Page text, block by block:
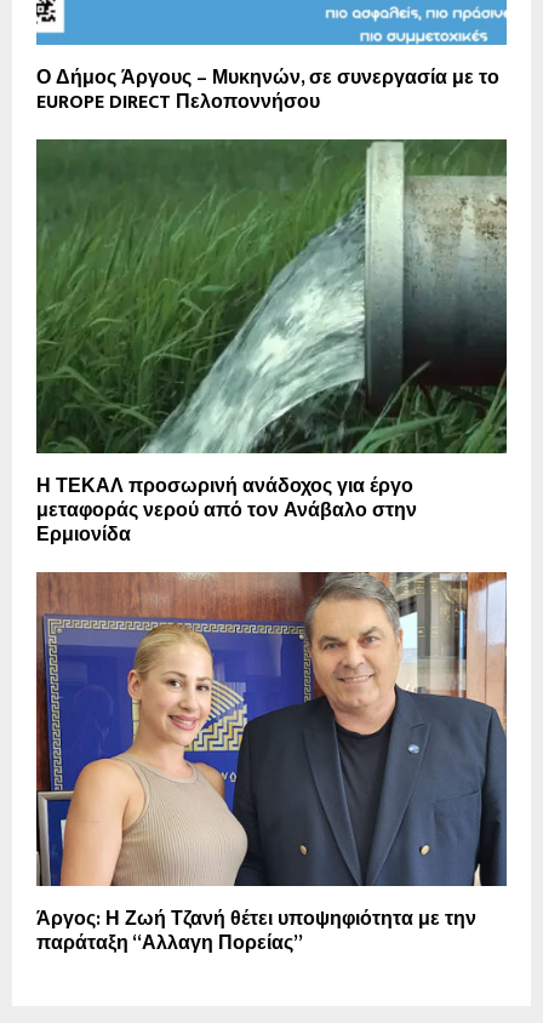
Ο Δήμος Άργους – Μυκηνών, σε συνεργασία με το
EUROPE DIRECT Πελοποννήσου
Η ΤΕΚΑΛ προσωρινή ανάδοχος για έργο
μεταφοράς νερού από τον Ανάβαλο στην
Ερμιονίδα
Άργος: Η Ζωή Τζανή θέτει υποψηφιότητα με την
παράταξη “Αλλαγη Πορείας”